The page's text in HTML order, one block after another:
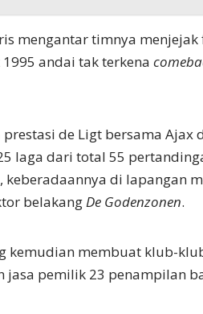
mengantar timnya
andai tak terkena
de Ligt bersama
laga dari total 55
keberadaannya di lapangan
belakangDe Godenzonen.
kemudian membuat klub-
jasa pemilik 23 penampilan